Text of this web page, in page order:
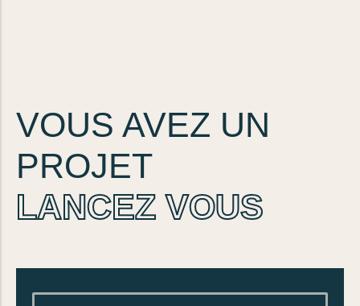
VOUS AVEZ UN
PROJET
LANCEZ VOUS